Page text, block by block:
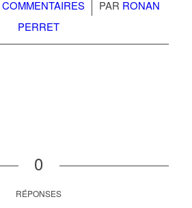
COMMENTAIRES
/ PAR RONAN
PERRET
0
RÉPONSES